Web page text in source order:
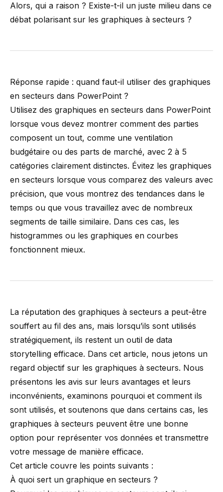
Alors, qui a raison ? Existe-t-il un juste milieu dans ce
débat polarisant sur les graphiques à secteurs ?
Réponse rapide : quand faut-il utiliser des graphiques
en secteurs dans PowerPoint ?
Utilisez des graphiques en secteurs dans PowerPoint
lorsque vous devez montrer comment des parties
composent un tout, comme une ventilation
budgétaire ou des parts de marché, avec 2 à 5
catégories clairement distinctes. Évitez les graphiques
en secteurs lorsque vous comparez des valeurs avec
précision, que vous montrez des tendances dans le
temps ou que vous travaillez avec de nombreux
segments de taille similaire. Dans ces cas, les
histogrammes ou les graphiques en courbes
fonctionnent mieux.
La réputation des graphiques à secteurs a peut-être
souffert au fil des ans, mais lorsqu’ils sont utilisés
stratégiquement, ils restent un outil de data
storytelling efficace. Dans cet article, nous jetons un
regard objectif sur les graphiques à secteurs. Nous
présentons les avis sur leurs avantages et leurs
inconvénients, examinons pourquoi et comment ils
sont utilisés, et soutenons que dans certains cas, les
graphiques à secteurs peuvent être une bonne
option pour représenter vos données et transmettre
votre message de manière efficace.
Cet article couvre les points suivants :
À quoi sert un graphique en secteurs ?